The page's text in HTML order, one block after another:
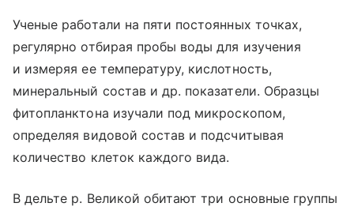
Ученые работали на пяти постоянных точках,
регулярно отбирая пробы воды для изучения
и измеряя ее температуру, кислотность,
минеральный состав и др. показатели. Образцы
фитопланктона изучали под микроскопом,
определяя видовой состав и подсчитывая
количество клеток каждого вида.
В дельте р. Великой обитают три основные группы